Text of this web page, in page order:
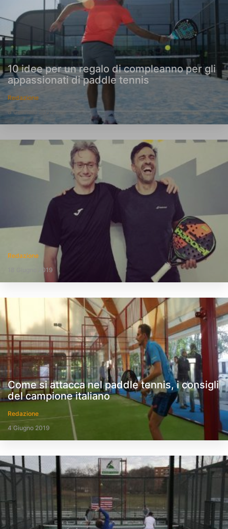
10 idee per un regalo di compleanno per gli
appassionati di paddle tennis
Redazione
8 Gennaio 2020
Redazione
18 Giugno 2019
Come si attacca nel paddle tennis, i consigli
del campione italiano
Redazione
4 Giugno 2019